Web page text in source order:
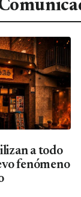
a todo
fenómeno